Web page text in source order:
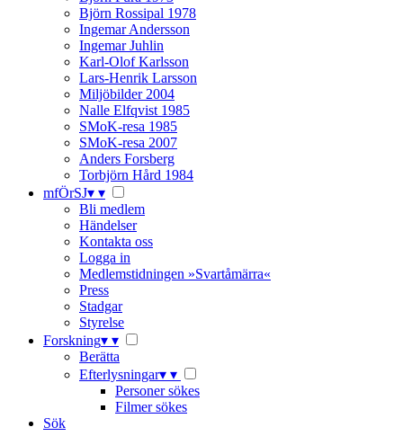
Björn Rossipal 1978
Ingemar Andersson
Ingemar Juhlin
Karl-Olof Karlsson
Lars-Henrik Larsson
Miljöbilder 2004
Nalle Elfqvist 1985
SMoK-resa 1985
SMoK-resa 2007
Anders Forsberg
Torbjörn Hård 1984
mfÖrSJ▾ ▾
Bli medlem
Händelser
Kontakta oss
Logga in
Medlemstidningen »Svartåmärra«
Press
Stadgar
Styrelse
Forskning▾ ▾
Berätta
Efterlysningar▾ ▾
Personer sökes
Filmer sökes
Sök